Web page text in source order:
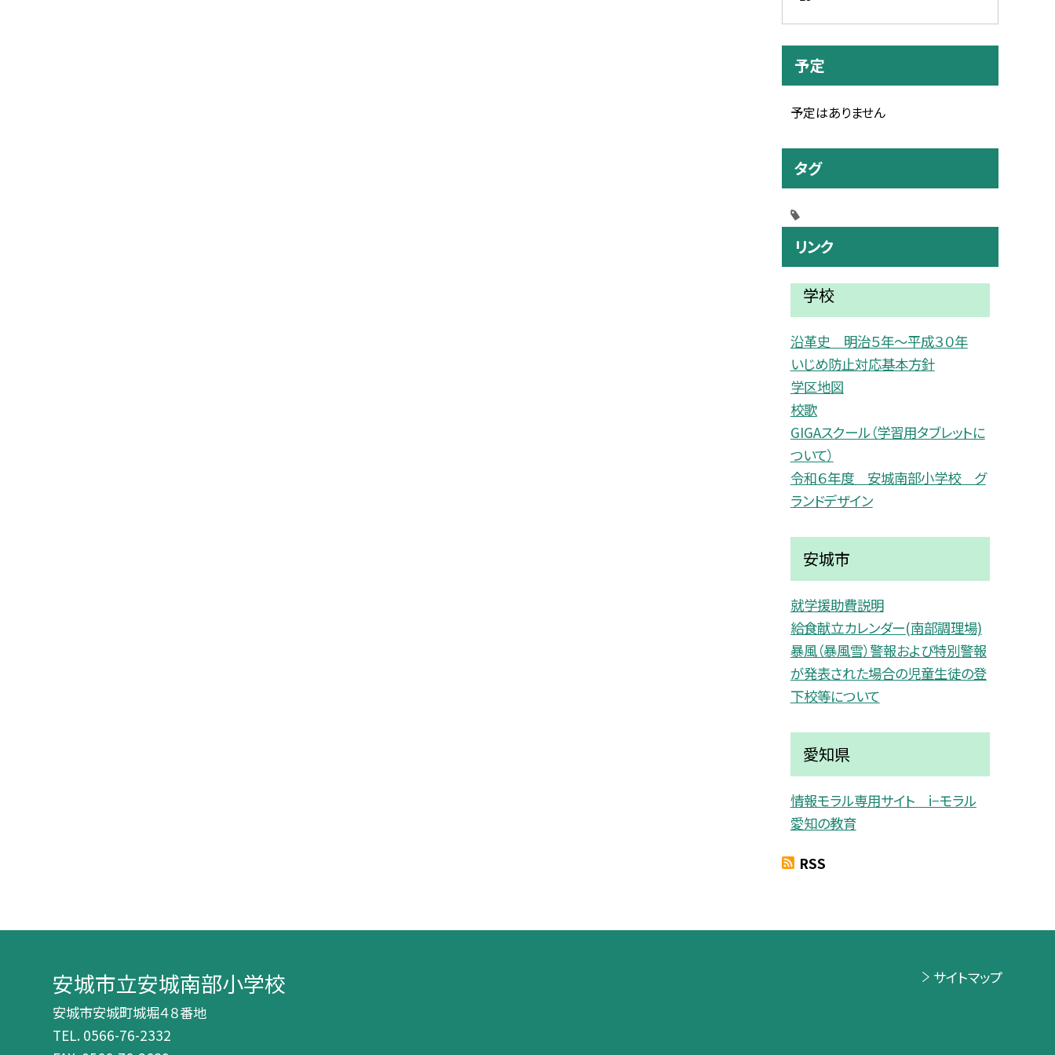
予定
予定はありません
タグ
リンク
学校
沿革史 明治５年〜平成３０年
いじめ防止対応基本方針
学区地図
校歌
GIGAスクール（学習用タブレットに
ついて）
令和６年度 安城南部小学校 グ
ランドデザイン
安城市
就学援助費説明
給食献立カレンダー(南部調理場)
暴風（暴風雪）警報および特別警報
が発表された場合の児童生徒の登
下校等について
愛知県
情報モラル専用サイト i−モラル
愛知の教育
RSS
安城市立安城南部小学校
安城市安城町城堀４８番地
TEL. 0566-76-2332
サイトマップ